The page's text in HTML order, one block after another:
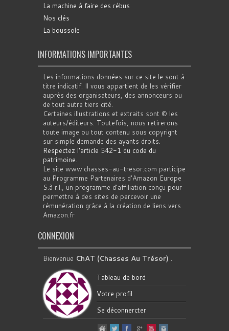
La machine à faire des rébus
Nos clés
La boussole
INFORMATIONS IMPORTANTES
Les informations données sur ce site le sont à
titre indicatif. Il vous appartient de les vérifier
auprès des organisateurs, des annonceurs ou
de tout autre tiers cité.
Certaines illustrations et extraits sont © les
auteurs/éditeurs. Toutefois, nous retirerons
toute image ou tout contenu sous copyright
sur simple demande des ayants droits.
Respectez l'article 542-1 du code du
patrimoine.
Le site www.chasses-au-tresor.com participe
au Programme Partenaires d’Amazon Europe
S.à r.l., un programme d’affiliation conçu pour
permettre à des sites de percevoir une
rémunération grâce à la création de liens vers
Amazon.fr
CONNEXION
Bienvenue ChAT (Chasses Au Trésor) .
Tableau de bord
Votre profil
Se déconnercter